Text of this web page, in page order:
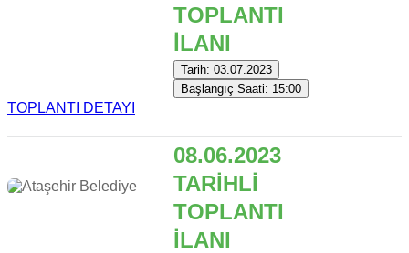
TOPLANTI
İLANI
Tarih: 03.07.2023
Başlangıç Saati: 15:00
TOPLANTI DETAYI
08.06.2023
TARİHLİ
TOPLANTI
İLANI